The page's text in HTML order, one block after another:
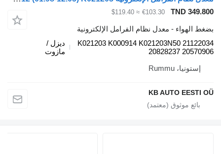
TND
€103.30
≈ $119.40
الهواء - معدل نظام الفرامل الإلكترونية
K021203 K000914 K021203N50
20828237
ديزل /
مازوت
إستونيا، Rummu
KB AUTO EESTI